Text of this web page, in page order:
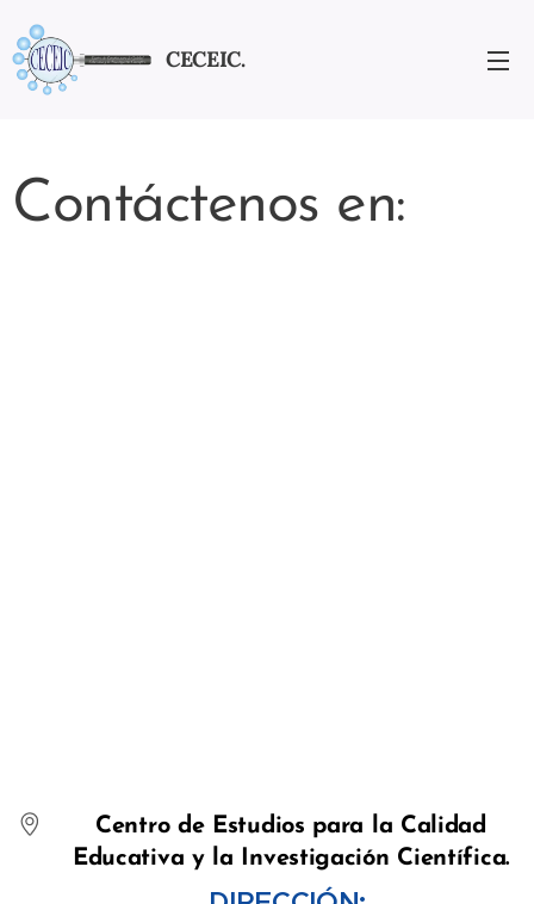
CECEIC.
Contáctenos en:
Centro de Estudios para la Calidad
Educativa y la Investigación Científica.